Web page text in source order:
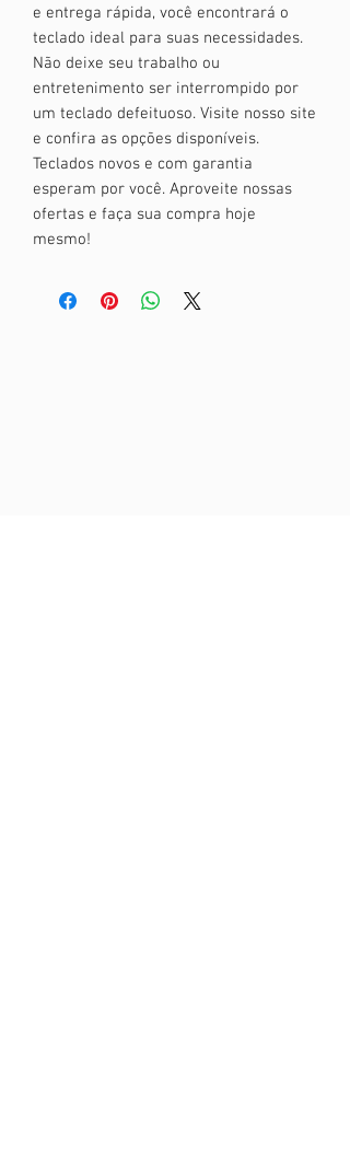
e entrega rápida, você encontrará o
teclado ideal para suas necessidades.
Não deixe seu trabalho ou
entretenimento ser interrompido por
um teclado defeituoso. Visite nosso site
e confira as opções disponíveis.
Teclados novos e com garantia
esperam por você. Aproveite nossas
ofertas e faça sua compra hoje
mesmo!